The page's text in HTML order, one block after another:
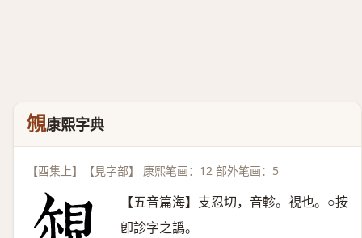
覙康熙字典
【酉集上】【見字部】 康熙笔画：12 部外笔画：5
【五音篇海】支忍切，音軫。視也。○按
卽診字之譌。